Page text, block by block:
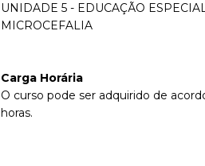
UNIDADE 5 - EDUCAÇÃO
MICROCEFALIA
Carga Horária
O curso pode ser adquirido de
horas.